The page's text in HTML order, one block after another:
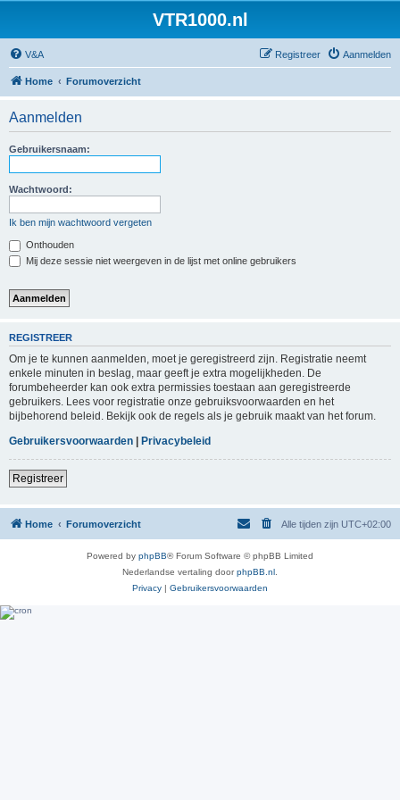
VTR1000.nl
V&A Aanmelden
Registreer
Home Forumoverzicht
Aanmelden
Gebruikersnaam:
Wachtwoord:
Ik ben mijn wachtwoord vergeten
Onthouden
Mij deze sessie niet weergeven in de lijst met online gebruikers
REGISTREER
Om je te kunnen aanmelden, moet je geregistreerd zijn. Registratie neemt
enkele minuten in beslag, maar geeft je extra mogelijkheden. De
forumbeheerder kan ook extra permissies toestaan aan geregistreerde
gebruikers. Lees voor registratie onze gebruiksvoorwaarden en het
bijbehorend beleid. Bekijk ook de regels als je gebruik maakt van het forum.
Gebruikersvoorwaarden | Privacybeleid
Registreer
Home Forumoverzicht Alle tijden zijn UTC+02:00
Powered by phpBB® Forum Software © phpBB Limited
Nederlandse vertaling doorphpBB.nl
Privacy | Gebruikersvoorwaarden